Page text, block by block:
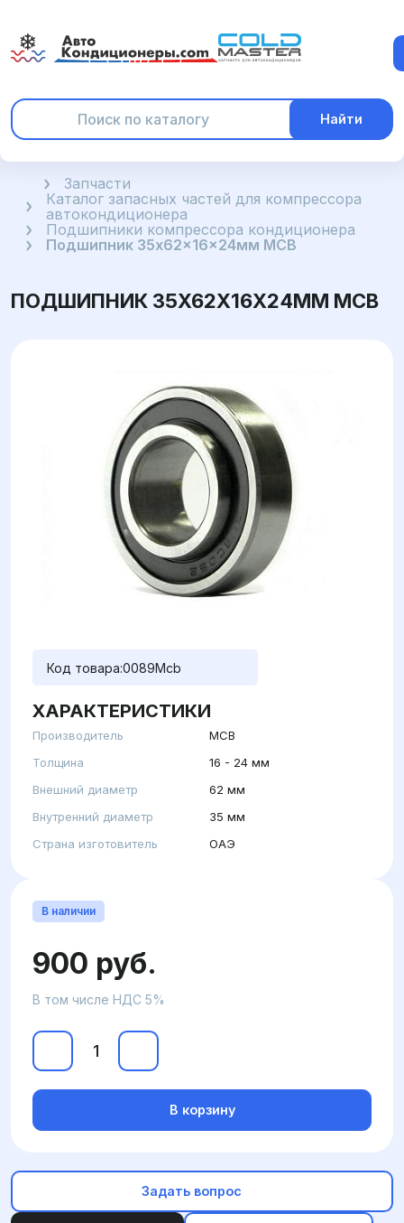
Найти
ГлавнаяЗапчасти
Каталог запасных частей для компрессора
автокондиционера
Подшипники компрессора кондиционера
Подшипник 35x62x16x24мм MCB
ПОДШИПНИК 35X62X16X24ММ MCB
Код товара:0089Mcb
ХАРАКТЕРИСТИКИ
Производитель
MCB
Толщина
16 - 24 мм
Внешний диаметр
62 мм
Внутренний диаметр
35 мм
Страна изготовитель
ОАЭ
В наличии
900 руб.
В том числе НДС 5%
В корзину
Задать вопрос